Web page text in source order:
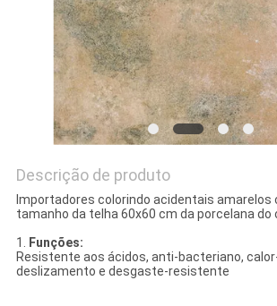
Descrição de produto
Importadores colorindo acidentais amarelos
tamanho da telha 60x60 cm da porcelana do
1. Funções:
Resistente aos ácidos, anti-bacteriano,
deslizamento e desgaste-resistente